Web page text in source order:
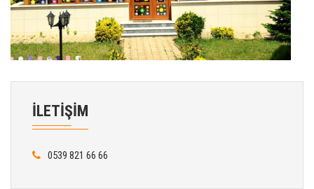
İLETİŞİM
0539 821 66 66